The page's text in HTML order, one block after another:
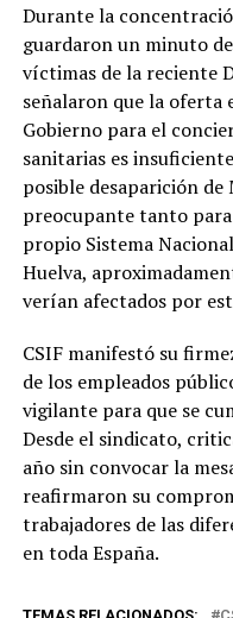
Durante la
guardaron un minuto
víctimas de la reciente
señalaron que la oferta
Gobierno para el
sanitarias es
posible desaparición
preocupante tanto
propio Sistema
Huelva,
verían afectados por
CSIF manifestó su
de los empleados
vigilante para que se
Desde el sindicato,
año sin convocar la
reafirmaron su
trabajadores de las
en toda España.